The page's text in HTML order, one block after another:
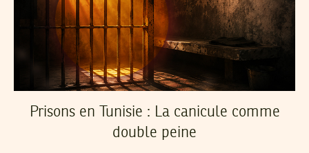
Prisons en Tunisie : La canicule comme
double peine